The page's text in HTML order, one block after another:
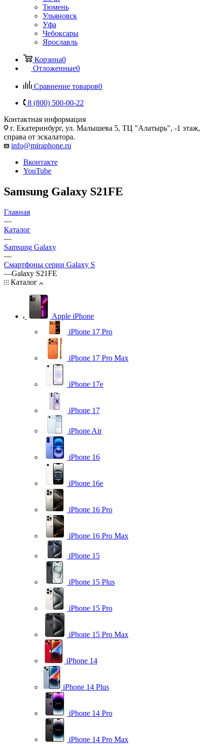
Тюмень
Ульяновск
Уфа
Чебоксары
Ярославль
Корзина0
Отложенные0
Сравнение товаров0
8 (800) 500-00-22
Контактная информация
г. Екатеринбург, ул. Малышева 5, ТЦ "Алатырь", -1 этаж,
справа от эскалатора.
info@miraphone.ru
Вконтакте
YouTube
Samsung Galaxy S21FE
Главная
—
Каталог
—
Samsung Galaxy
—
Смартфоны серии Galaxy S
—Galaxy S21FE
Каталог
Apple iPhone
iPhone 17 Pro
iPhone 17 Pro Max
iPhone 17e
iPhone 17
iPhone Air
iPhone 16
iPhone 16e
iPhone 16 Pro
iPhone 16 Pro Max
iPhone 15
iPhone 15 Plus
iPhone 15 Pro
iPhone 15 Pro Max
iPhone 14
iPhone 14 Plus
iPhone 14 Pro
iPhone 14 Pro Max